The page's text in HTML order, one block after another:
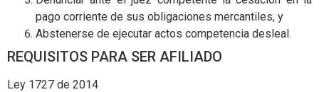
pago corriente de sus obligaciones mercantiles, y
Abstenerse de ejecutar actos competencia desleal.
REQUISITOS PARA SER AFILIADO
Ley 1727 de 2014